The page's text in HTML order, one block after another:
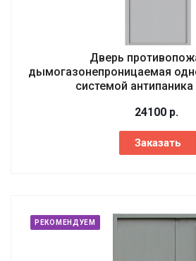
Дверь
дымогазонепроницаемая
системой
24100 р.
Заказать
РЕКОМЕНДУЕМ